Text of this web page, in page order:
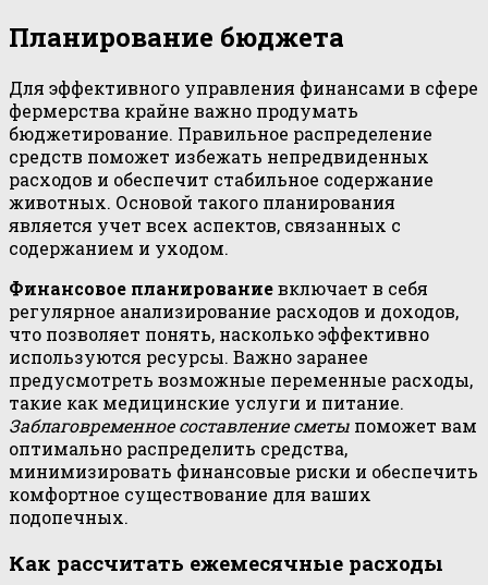
Планирование бюджета
Для эффективного управления финансами в сфере
фермерства крайне важно продумать
бюджетирование. Правильное распределение
средств поможет избежать непредвиденных
расходов и обеспечит стабильное содержание
животных. Основой такого планирования
является учет всех аспектов, связанных с
содержанием и уходом.
Финансовое планированиевключает в себя
регулярное анализирование расходов и доходов,
что позволяет понять, насколько эффективно
используются ресурсы. Важно заранее
предусмотреть возможные переменные расходы,
такие как медицинские услуги и питание.
Заблаговременное составление сметы поможет вам
оптимально распределить средства,
минимизировать финансовые риски и обеспечить
комфортное существование для ваших
подопечных.
Как рассчитать ежемесячные расходы